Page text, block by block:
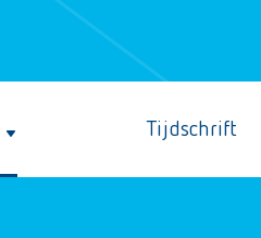
Tijdschrift